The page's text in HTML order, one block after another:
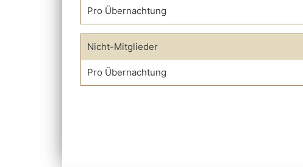
Pro Übernachtung
Nicht-Mitglieder
Pro Übernachtung